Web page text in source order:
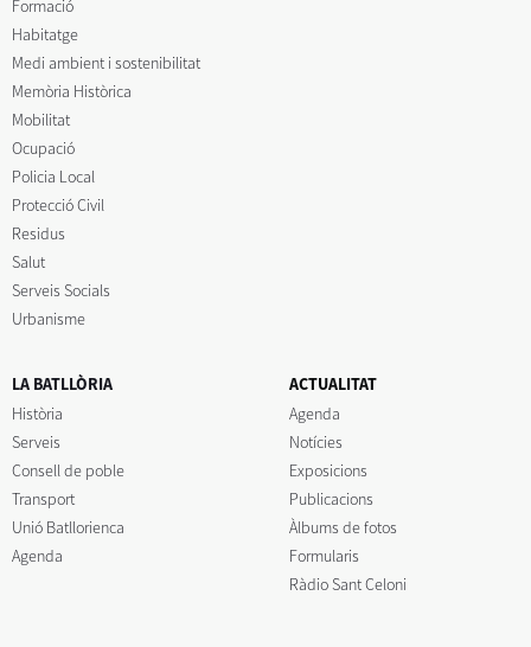
Formació
Habitatge
Medi ambient i sostenibilitat
Memòria Històrica
Mobilitat
Ocupació
Policia Local
Protecció Civil
Residus
Salut
Serveis Socials
Urbanisme
LA BATLLÒRIA
Història
Serveis
Consell de poble
Transport
Unió Batllorienca
Agenda
ACTUALITAT
Agenda
Notícies
Exposicions
Publicacions
Àlbums de fotos
Formularis
Ràdio Sant Celoni